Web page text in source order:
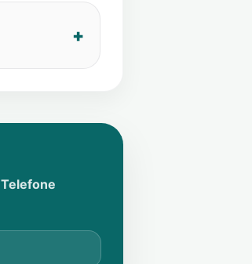
Telefone